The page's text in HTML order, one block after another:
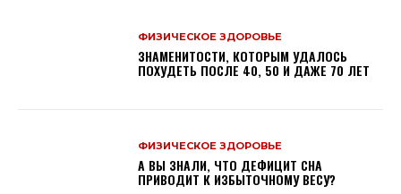
ФИЗИЧЕСКОЕ ЗДОРОВЬЕ
ЗНАМЕНИТОСТИ, КОТОРЫМ УДАЛОСЬ
ПОХУДЕТЬ ПОСЛЕ 40, 50 И ДАЖЕ 70 ЛЕТ
ФИЗИЧЕСКОЕ ЗДОРОВЬЕ
А ВЫ ЗНАЛИ, ЧТО ДЕФИЦИТ СНА
ПРИВОДИТ К ИЗБЫТОЧНОМУ ВЕСУ?